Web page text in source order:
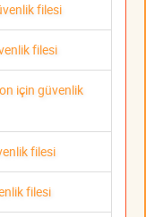
filesi
filesi
için güvenlik
filesi
filesi